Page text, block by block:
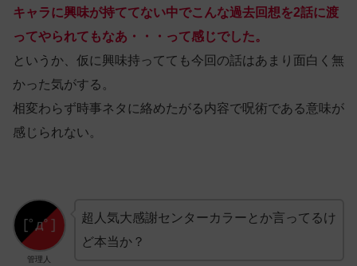
キャラに興味が持ててない中でこんな過去回想を2話に渡
ってやられてもなあ・・・って感じでした。
というか、仮に興味持ってても今回の話はあまり面白く無
かった気がする。
相変わらず時事ネタに絡めたがる内容で呪術である意味が
感じられない。
管理人
超人気大感謝センターカラーとか言ってるけ
ど本当か？